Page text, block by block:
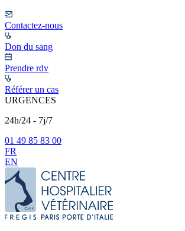
Contactez-nous
Don du sang
Prendre rdv
Référer un cas
URGENCES
24h/24 - 7j/7
01 49 85 83 00
FR
EN